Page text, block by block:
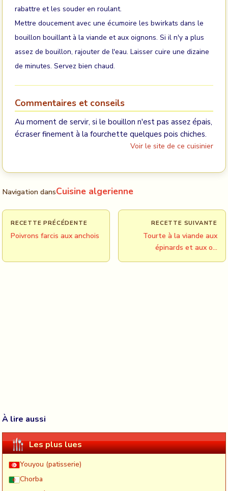
rabattre et les souder en roulant.
Mettre doucement avec une écumoire les bwirkats dans le
bouillon bouillant à la viande et aux oignons. Si il n'y a plus
assez de bouillon, rajouter de l'eau. Laisser cuire une dizaine
de minutes. Servez bien chaud.
Commentaires et conseils
Au moment de servir, si le bouillon n'est pas assez épais,
écraser finement à la fourchette quelques pois chiches.
Voir le site de ce cuisinier
Navigation dansCuisine algerienne
RECETTE PRÉCÉDENTE
Poivrons farcis aux anchois
RECETTE SUIVANTE
Tourte à la viande aux
épinards et aux o…
À lire aussi
Les plus lues
Youyou (patisserie)
Chorba